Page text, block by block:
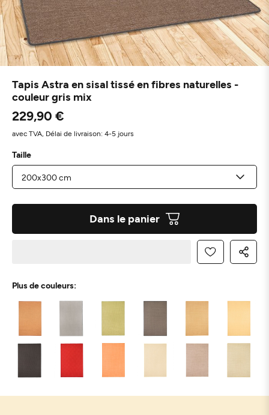
Tapis Astra en sisal tissé en fibres naturelles -
couleur gris mix
229,90 €
avec TVA, Délai de livraison: 4-5 jours
Taille
Dans le panier
Plus de couleurs: